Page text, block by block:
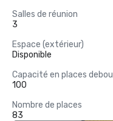
Salles de réunion
3
Espace (extérieur)
Disponible
Capacité en places
100
Nombre de places
83